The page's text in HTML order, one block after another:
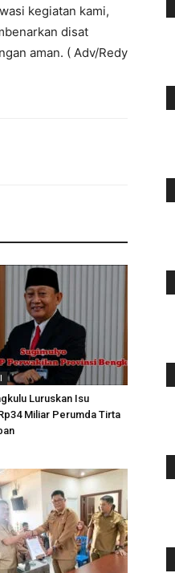
kegiatan kami,
disat
aman. ( Adv/Redy
Luruskan Isu
Miliar Perumda Tirta